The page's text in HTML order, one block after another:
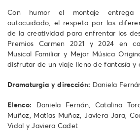
Con humor el montaje entrega
autocuidado, el respeto por las
de la creatividad para enfrentar los
Premios Carmen 2021 y 2024 en
Musical Familiar y Mejor Música
disfrutar de un viaje lleno de fantasía y
Dramaturgia y dirección: Daniela
Elenco: Daniela Fernán, Catalina
Muñoz, Matías Muñoz, Javiera Jara,
Vidal y Javiera Cadet